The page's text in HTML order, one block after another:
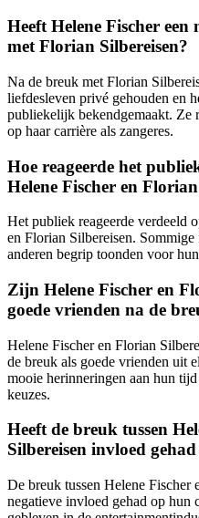
Heeft Helene Fischer
met Florian Silbereisen?
Na de breuk met Florian
liefdesleven privé gehouden en
publiekelijk bekendgemaakt. Ze
op haar carrière als zangeres.
Hoe reageerde het
Helene Fischer en
Het publiek reageerde verdeeld
en Florian Silbereisen.
anderen begrip toonden voor
Zijn Helene Fischer en
goede vrienden na de
Helene Fischer en Florian
de breuk als goede vrienden uit
mooie herinneringen aan hun tijd
keuzes.
Heeft de breuk tussen
Silbereisen invloed
De breuk tussen Helene Fischer
negatieve invloed gehad op hun